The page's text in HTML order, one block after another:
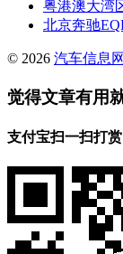
粤港澳大湾
北京奔驰
© 2026 汽车信息网
觉得文章有用
支付宝扫一扫打赏